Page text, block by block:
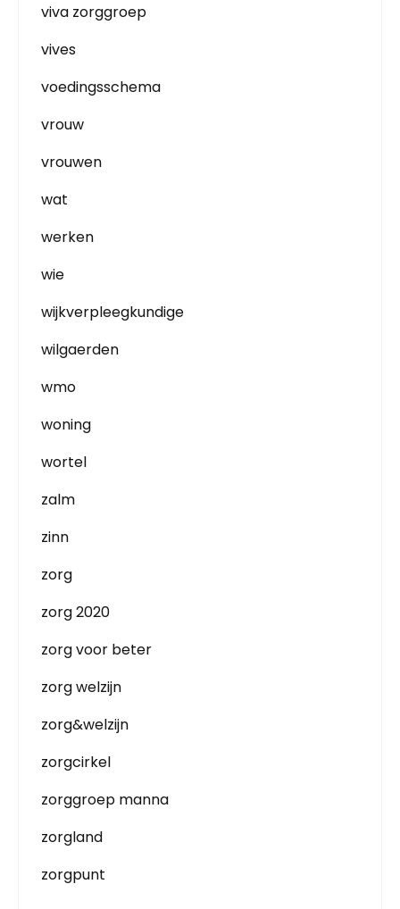
viva zorggroep
vives
voedingsschema
vrouw
vrouwen
wat
werken
wie
wijkverpleegkundige
wilgaerden
wmo
woning
wortel
zalm
zinn
zorg
zorg 2020
zorg voor beter
zorg welzijn
zorg&welzijn
zorgcirkel
zorggroep manna
zorgland
zorgpunt